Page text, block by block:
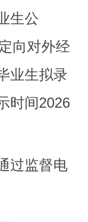
生公
定向对外经
业生拟录
时间2026
过监督电